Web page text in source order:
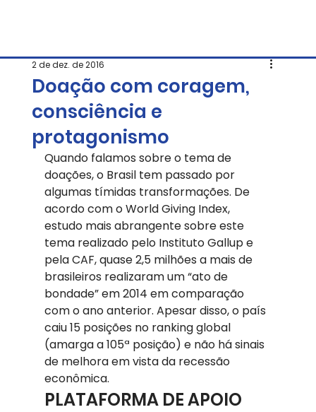
Doação com coragem,
consciência e
protagonismo
2 de dez. de 2016
Quando falamos sobre o tema de
doações, o Brasil tem passado por
algumas tímidas transformações. De
acordo com o World Giving Index,
estudo mais abrangente sobre este
tema realizado pelo Instituto Gallup e
pela CAF, quase 2,5 milhões a mais de
brasileiros realizaram um “ato de
bondade” em 2014 em comparação
com o ano anterior. Apesar disso, o país
caiu 15 posições no ranking global
(amarga a 105ª posição) e não há sinais
de melhora em vista da recessão
econômica.
PLATAFORMA DE APOIO